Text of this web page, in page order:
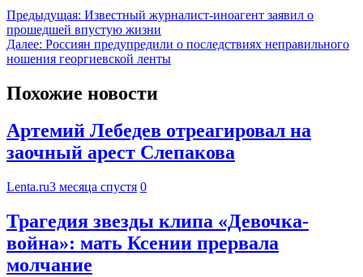
Предыдущая: Известный журналист-иноагент заявил о
прошедшей впустую жизни
Далее: Россиян предупредили о последствиях неправильного
ношения георгиевской ленты
Похожие новости
Артемий Лебедев отреагировал на
заочный арест Слепакова
Lenta.ru3 месяца спустя 0
Трагедия звезды клипа «Девочка-
война»: мать Ксении прервала
молчание